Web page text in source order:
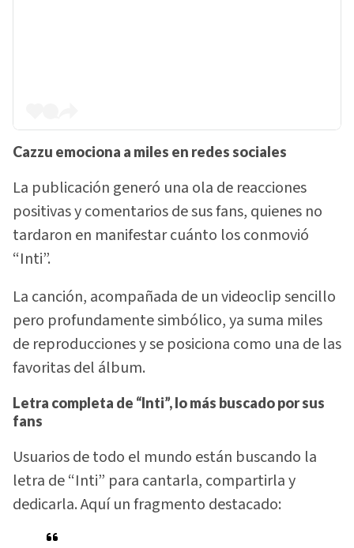
Cazzu emociona a miles en redes sociales
La publicación generó una ola de reacciones
positivas y comentarios de sus fans, quienes no
tardaron en manifestar cuánto los conmovió
“Inti”.
La canción, acompañada de un videoclip sencillo
pero profundamente simbólico, ya suma miles
de reproducciones y se posiciona como una de las
favoritas del álbum.
Letra completa de “Inti”, lo más buscado por sus
fans
Usuarios de todo el mundo están buscando la
letra de “Inti” para cantarla, compartirla y
dedicarla. Aquí un fragmento destacado: